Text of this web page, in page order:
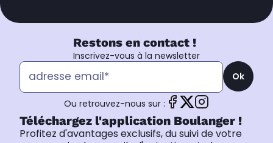
Restons en contact !
Inscrivez-vous à la newsletter
Ok
Ou retrouvez-nous sur :
Téléchargez l'application Boulanger !
Profitez d'avantages exclusifs, du suivi de votre